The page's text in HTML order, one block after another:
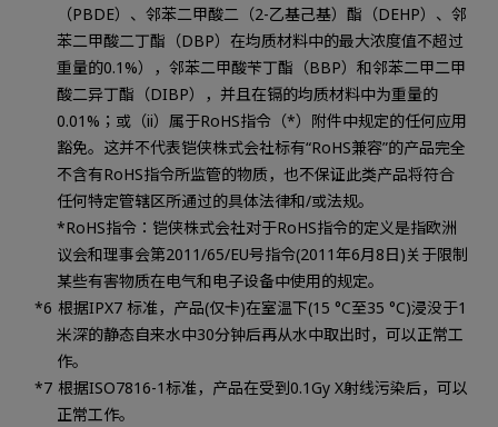
（PBDE）、邻苯二甲酸二（2-乙基己基）酯（DEHP）、邻
苯二甲酸二丁酯（DBP）在均质材料中的最大浓度值不超过
重量的0.1%），邻苯二甲酸苄丁酯（BBP）和邻苯二甲二甲
酸二异丁酯（DIBP），并且在镉的均质材料中为重量的
0.01%；或（ii）属于RoHS指令（*）附件中规定的任何应用
豁免。这并不代表铠侠株式会社标有“RoHS兼容”的产品完全
不含有RoHS指令所监管的物质，也不保证此类产品将符合
任何特定管辖区所通过的具体法律和/或法规。
*RoHS指令：铠侠株式会社对于RoHS指令的定义是指欧洲
议会和理事会第2011/65/EU号指令(2011年6月8日)关于限制
某些有害物质在电气和电子设备中使用的规定。
根据IPX7 标准，产品(仅卡)在室温下(15 °C至35 °C)浸没于1
米深的静态自来水中30分钟后再从水中取出时，可以正常工
作。
根据ISO7816-1标准，产品在受到0.1Gy X射线污染后，可以
正常工作。